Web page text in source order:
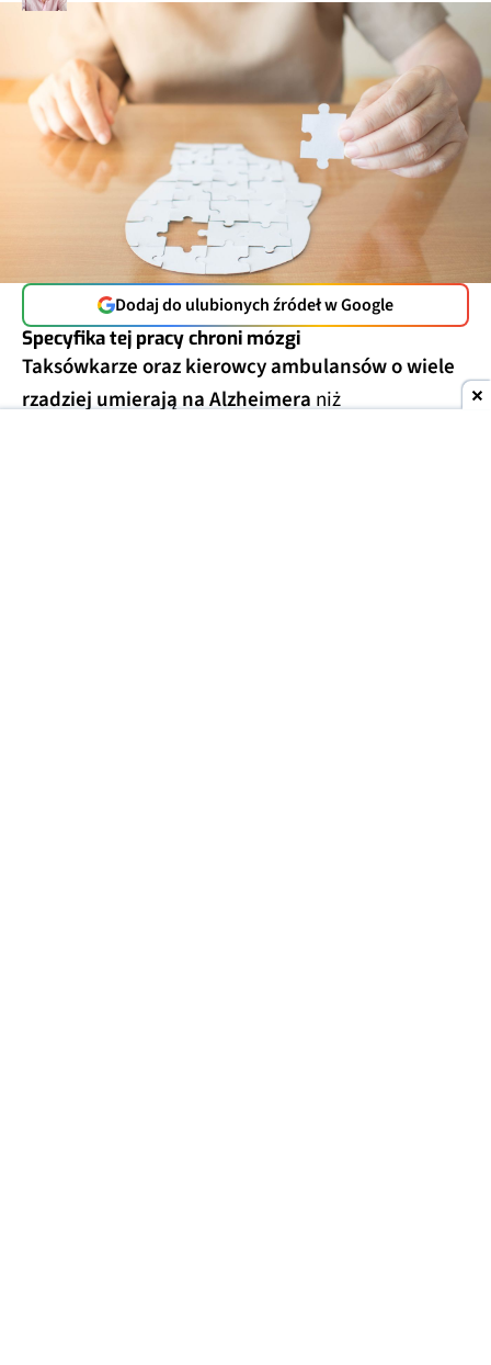
Dodaj do ulubionych źródeł w Google
Specyfika tej pracy chroni mózgi
Taksówkarze oraz kierowcy ambulansów o wiele
rzadziej umierają na Alzheimera niż